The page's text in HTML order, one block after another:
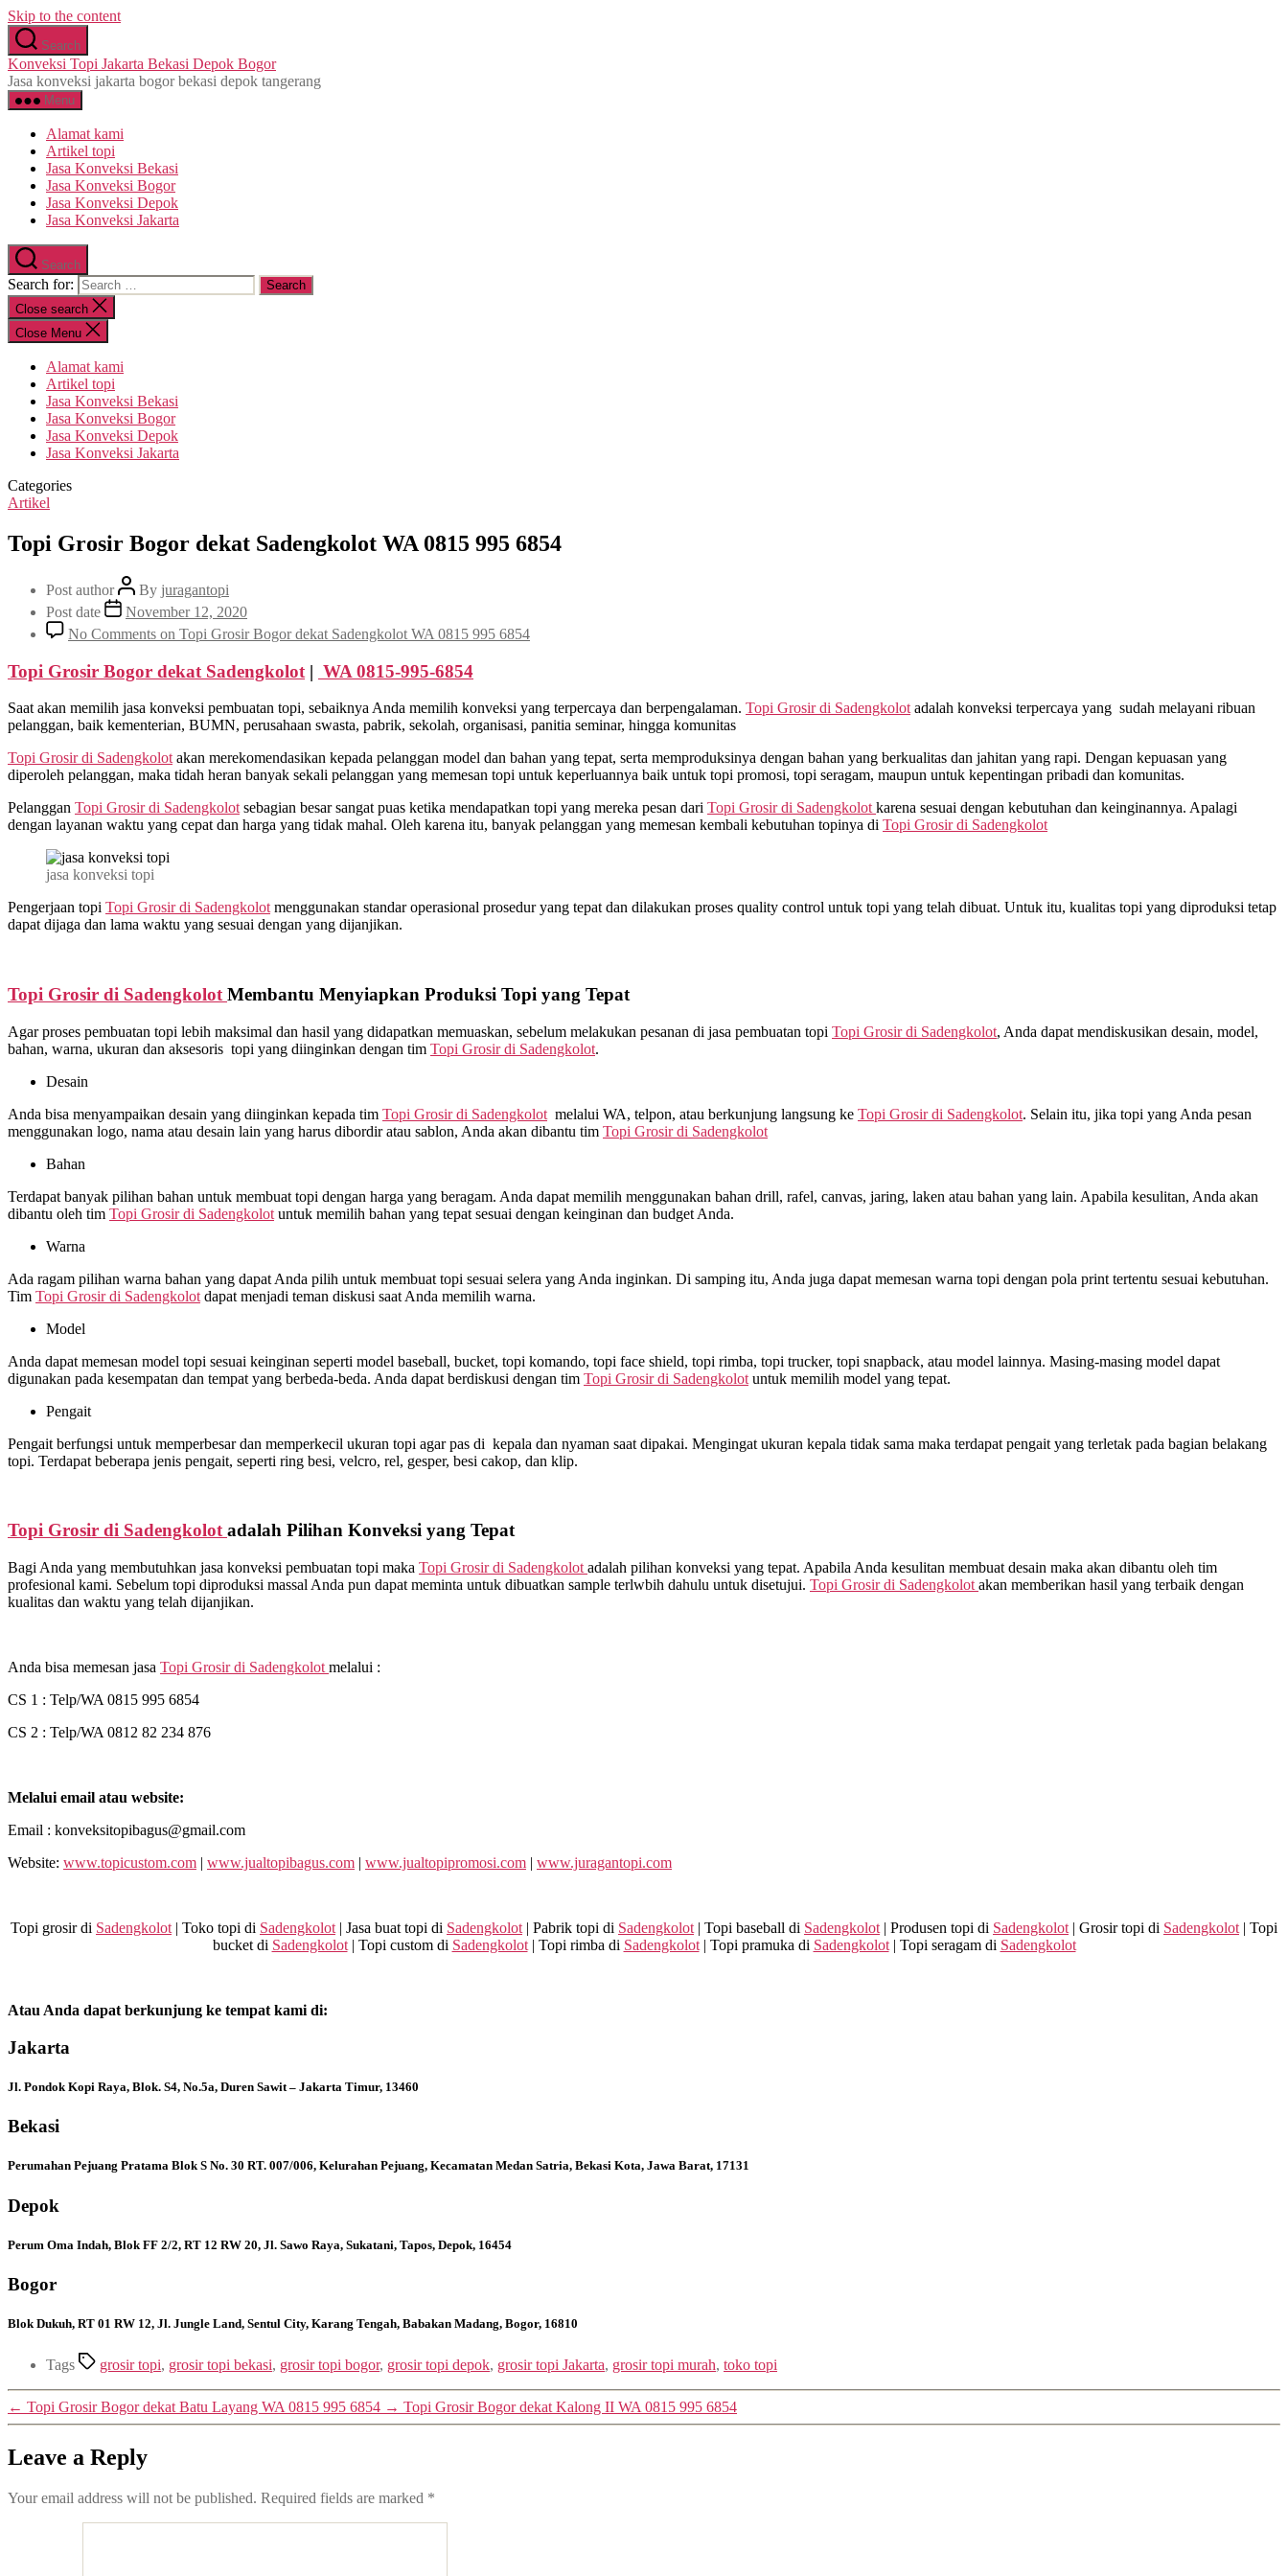
Skip to the content
Search
Konveksi Topi Jakarta Bekasi Depok Bogor
Jasa konveksi jakarta bogor bekasi depok tangerang
Menu
Alamat kami
Artikel topi
Jasa Konveksi Bekasi
Jasa Konveksi Bogor
Jasa Konveksi Depok
Jasa Konveksi Jakarta
Search
Search for:
Close search
Close Menu
Alamat kami
Artikel topi
Jasa Konveksi Bekasi
Jasa Konveksi Bogor
Jasa Konveksi Depok
Jasa Konveksi Jakarta
Categories
Artikel
Topi Grosir Bogor dekat Sadengkolot WA 0815 995 6854
Post author By juragantopi
Post date
November 12, 2020
No Comments on Topi Grosir Bogor dekat Sadengkolot WA 0815 995 6854
Topi Grosir Bogor dekat Sadengkolot | WA 0815-995-6854
Saat akan memilih jasa konveksi pembuatan topi, sebaiknya Anda memilih konveksi yang terpercaya dan berpengalaman. Topi Grosir di Sadengkolot adalah konveksi terpercaya yang sudah melayani ribuan
pelanggan, baik kementerian, BUMN, perusahaan swasta, pabrik, sekolah, organisasi, panitia seminar, hingga komunitas
Topi Grosir di Sadengkolot akan merekomendasikan kepada pelanggan model dan bahan yang tepat, serta memproduksinya dengan bahan yang berkualitas dan jahitan yang rapi. Dengan kepuasan yang
diperoleh pelanggan, maka tidah heran banyak sekali pelanggan yang memesan topi untuk keperluannya baik untuk topi promosi, topi seragam, maupun untuk kepentingan pribadi dan komunitas.
Pelanggan Topi Grosir di Sadengkolot sebagian besar sangat puas ketika mendapatkan topi yang mereka pesan dari Topi Grosir di Sadengkolot karena sesuai dengan kebutuhan dan keinginannya. Apalagi
dengan layanan waktu yang cepat dan harga yang tidak mahal. Oleh karena itu, banyak pelanggan yang memesan kembali kebutuhan topinya di Topi Grosir di Sadengkolot
jasa konveksi topi
Pengerjaan topi Topi Grosir di Sadengkolot menggunakan standar operasional prosedur yang tepat dan dilakukan proses quality control untuk topi yang telah dibuat. Untuk itu, kualitas topi yang diproduksi tetap
dapat dijaga dan lama waktu yang sesuai dengan yang dijanjikan.
Topi Grosir di Sadengkolot Membantu Menyiapkan Produksi Topi yang Tepat
Agar proses pembuatan topi lebih maksimal dan hasil yang didapatkan memuaskan, sebelum melakukan pesanan di jasa pembuatan topi Topi Grosir di Sadengkolot, Anda dapat mendiskusikan desain, model,
bahan, warna, ukuran dan aksesoris topi yang diinginkan dengan tim Topi Grosir di Sadengkolot.
Desain
Anda bisa menyampaikan desain yang diinginkan kepada tim Topi Grosir di Sadengkolot melalui WA, telpon, atau berkunjung langsung ke Topi Grosir di Sadengkolot. Selain itu, jika topi yang Anda pesan
menggunakan logo, nama atau desain lain yang harus dibordir atau sablon, Anda akan dibantu tim Topi Grosir di Sadengkolot
Bahan
Terdapat banyak pilihan bahan untuk membuat topi dengan harga yang beragam. Anda dapat memilih menggunakan bahan drill, rafel, canvas, jaring, laken atau bahan yang lain. Apabila kesulitan, Anda akan
dibantu oleh tim Topi Grosir di Sadengkolot untuk memilih bahan yang tepat sesuai dengan keinginan dan budget Anda.
Warna
Ada ragam pilihan warna bahan yang dapat Anda pilih untuk membuat topi sesuai selera yang Anda inginkan. Di samping itu, Anda juga dapat memesan warna topi dengan pola print tertentu sesuai kebutuhan.
Tim Topi Grosir di Sadengkolot dapat menjadi teman diskusi saat Anda memilih warna.
Model
Anda dapat memesan model topi sesuai keinginan seperti model baseball, bucket, topi komando, topi face shield, topi rimba, topi trucker, topi snapback, atau model lainnya. Masing-masing model dapat
digunakan pada kesempatan dan tempat yang berbeda-beda. Anda dapat berdiskusi dengan tim Topi Grosir di Sadengkolot untuk memilih model yang tepat.
Pengait
Pengait berfungsi untuk memperbesar dan memperkecil ukuran topi agar pas di kepala dan nyaman saat dipakai. Mengingat ukuran kepala tidak sama maka terdapat pengait yang terletak pada bagian belakang
topi. Terdapat beberapa jenis pengait, seperti ring besi, velcro, rel, gesper, besi cakop, dan klip.
Topi Grosir di Sadengkolotadalah Pilihan Konveksi yang Tepat
Bagi Anda yang membutuhkan jasa konveksi pembuatan topi maka Topi Grosir di Sadengkolot adalah pilihan konveksi yang tepat. Apabila Anda kesulitan membuat desain maka akan dibantu oleh tim
profesional kami. Sebelum topi diproduksi massal Anda pun dapat meminta untuk dibuatkan sample terlwbih dahulu untuk disetujui. Topi Grosir di Sadengkolot akan memberikan hasil yang terbaik dengan
kualitas dan waktu yang telah dijanjikan.
Anda bisa memesan jasa Topi Grosir di Sadengkolot melalui :
CS 1 : Telp/WA 0815 995 6854
CS 2 : Telp/WA 0812 82 234 876
Melalui email atau website:
Email : konveksitopibagus@gmail.com
Website: www.topicustom.com | www.jualtopibagus.com | www.jualtopipromosi.com | www.juragantopi.com
Topi grosir di Sadengkolot | Toko topi di Sadengkolot | Jasa buat topi di Sadengkolot | Pabrik topi di Sadengkolot | Topi baseball di Sadengkolot | Produsen topi di Sadengkolot | Grosir topi di Sadengkolot | Topi
bucket di Sadengkolot| Topi custom di Sadengkolot| Topi rimba di Sadengkolot| Topi pramuka di Sadengkolot| Topi seragam di Sadengkolot
Atau Anda dapat berkunjung ke tempat kami di:
Jakarta
Jl. Pondok Kopi Raya, Blok. S4, No.5a, Duren Sawit – Jakarta Timur, 13460
Bekasi
Perumahan Pejuang Pratama Blok S No. 30 RT. 007/006, Kelurahan Pejuang, Kecamatan Medan Satria, Bekasi Kota, Jawa Barat, 17131
Depok
Perum Oma Indah, Blok FF 2/2, RT 12 RW 20, Jl. Sawo Raya, Sukatani, Tapos, Depok, 16454
Bogor
Blok Dukuh, RT 01 RW 12, Jl. Jungle Land, Sentul City, Karang Tengah, Babakan Madang, Bogor, 16810
Tags grosir topi, grosir topi bekasi, grosir topi bogor, grosir topi depok, grosir topi Jakarta, grosir topi murah, toko topi
← Topi Grosir Bogor dekat Batu Layang WA 0815 995 6854 → Topi Grosir Bogor dekat Kalong II WA 0815 995 6854
Leave a Reply
Your email address will not be published. Required fields are marked *